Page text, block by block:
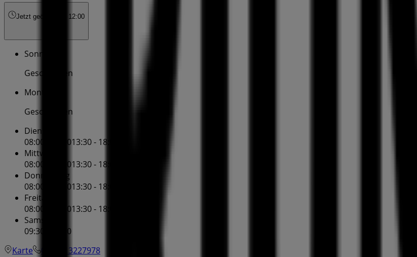
Jetzt geöffnet Bis 12:00
Sonntag
Geschlossen
Montag
Geschlossen
Dienstag
08:00 - 12:0013:30 - 18:00
Mittwoch
08:00 - 12:0013:30 - 18:00
Donnerstag
08:00 - 12:0013:30 - 18:00
Freitag
08:00 - 12:0013:30 - 18:00
Samstag
09:30 - 16:00
Karte
0041613227978